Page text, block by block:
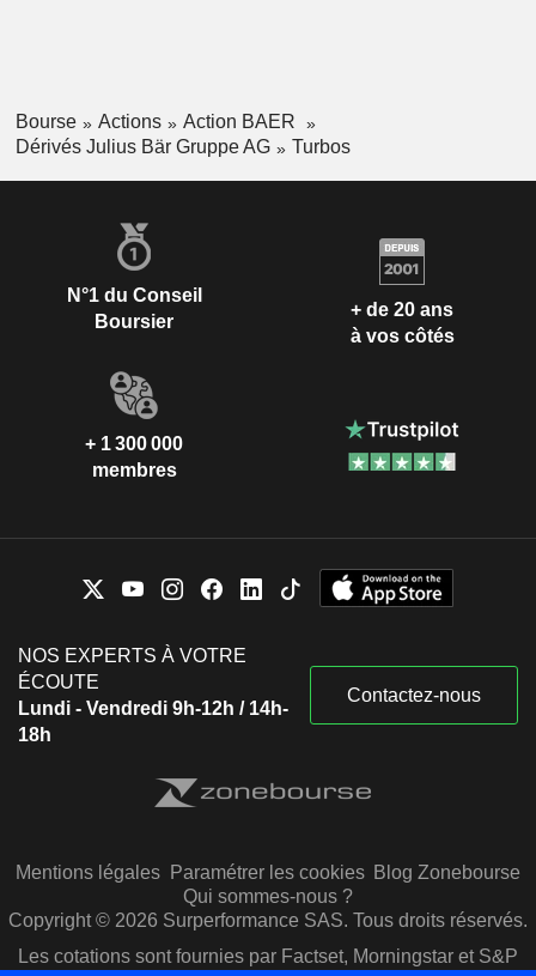
Bourse Actions
Action BAER
Dérivés Julius Bär Gruppe AG
Turbos
N°1 du Conseil
Boursier
+ de 20 ans
à vos côtés
+ 1 300 000
membres
NOS EXPERTS À VOTRE
ÉCOUTE
Lundi - Vendredi 9h-12h / 14h-
18h
Contactez-nous
Mentions légales Paramétrer les cookies Blog Zonebourse
Qui sommes-nous ?
Copyright © 2026 Surperformance SAS. Tous droits réservés.
Les cotations sont fournies par Factset, Morningstar et S&P